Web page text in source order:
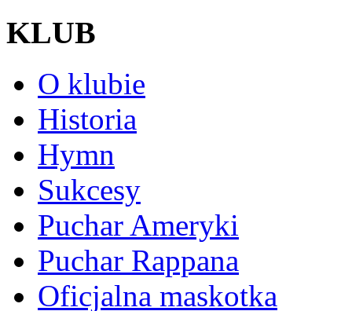
KLUB
O klubie
Historia
Hymn
Sukcesy
Puchar Ameryki
Puchar Rappana
Oficjalna maskotka